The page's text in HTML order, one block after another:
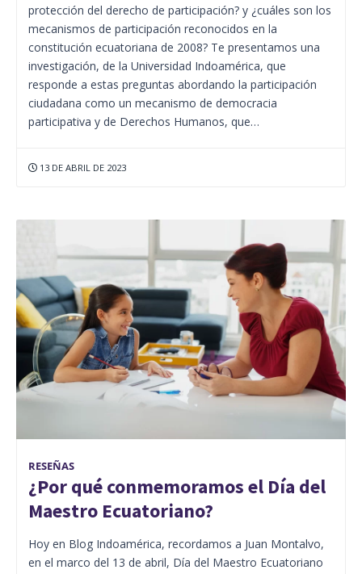
protección del derecho de participación? y ¿cuáles son los
mecanismos de participación reconocidos en la
constitución ecuatoriana de 2008? Te presentamos una
investigación, de la Universidad Indoamérica, que
responde a estas preguntas abordando la participación
ciudadana como un mecanismo de democracia
participativa y de Derechos Humanos, que…
13 DE ABRIL DE 2023
RESEÑAS
¿Por qué conmemoramos el Día del
Maestro Ecuatoriano?
Hoy en Blog Indoamérica, recordamos a Juan Montalvo,
en el marco del 13 de abril, Día del Maestro Ecuatoriano